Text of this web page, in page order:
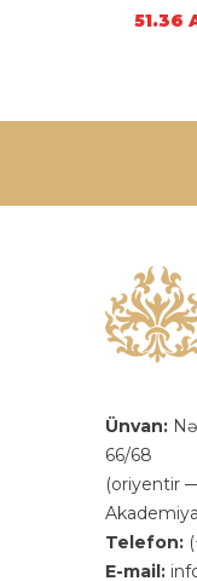
51.36
Ünvan:
66/68
(oriyentir
Telefon:
E-mail: